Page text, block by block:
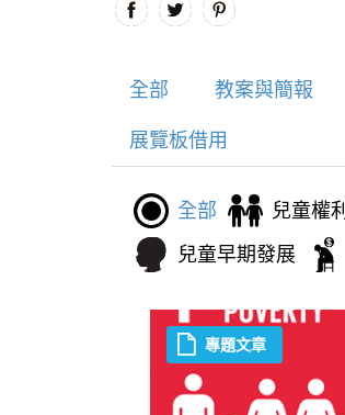
全部 教案與簡報
展覽板借用
全部 兒童權利
兒童早期發展
專題文章